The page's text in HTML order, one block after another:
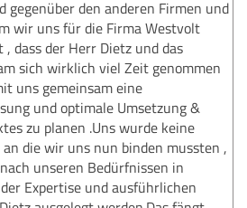
gegenüber den anderen Firmen und
wir uns für die Firma Westvolt
dass der Herr Dietz und das
sich wirklich viel Zeit genommen
uns gemeinsam eine
und optimale Umsetzung &
zu planen .Uns wurde keine
die wir uns nun binden mussten ,
unseren Bedürfnissen in
Expertise und ausführlichen